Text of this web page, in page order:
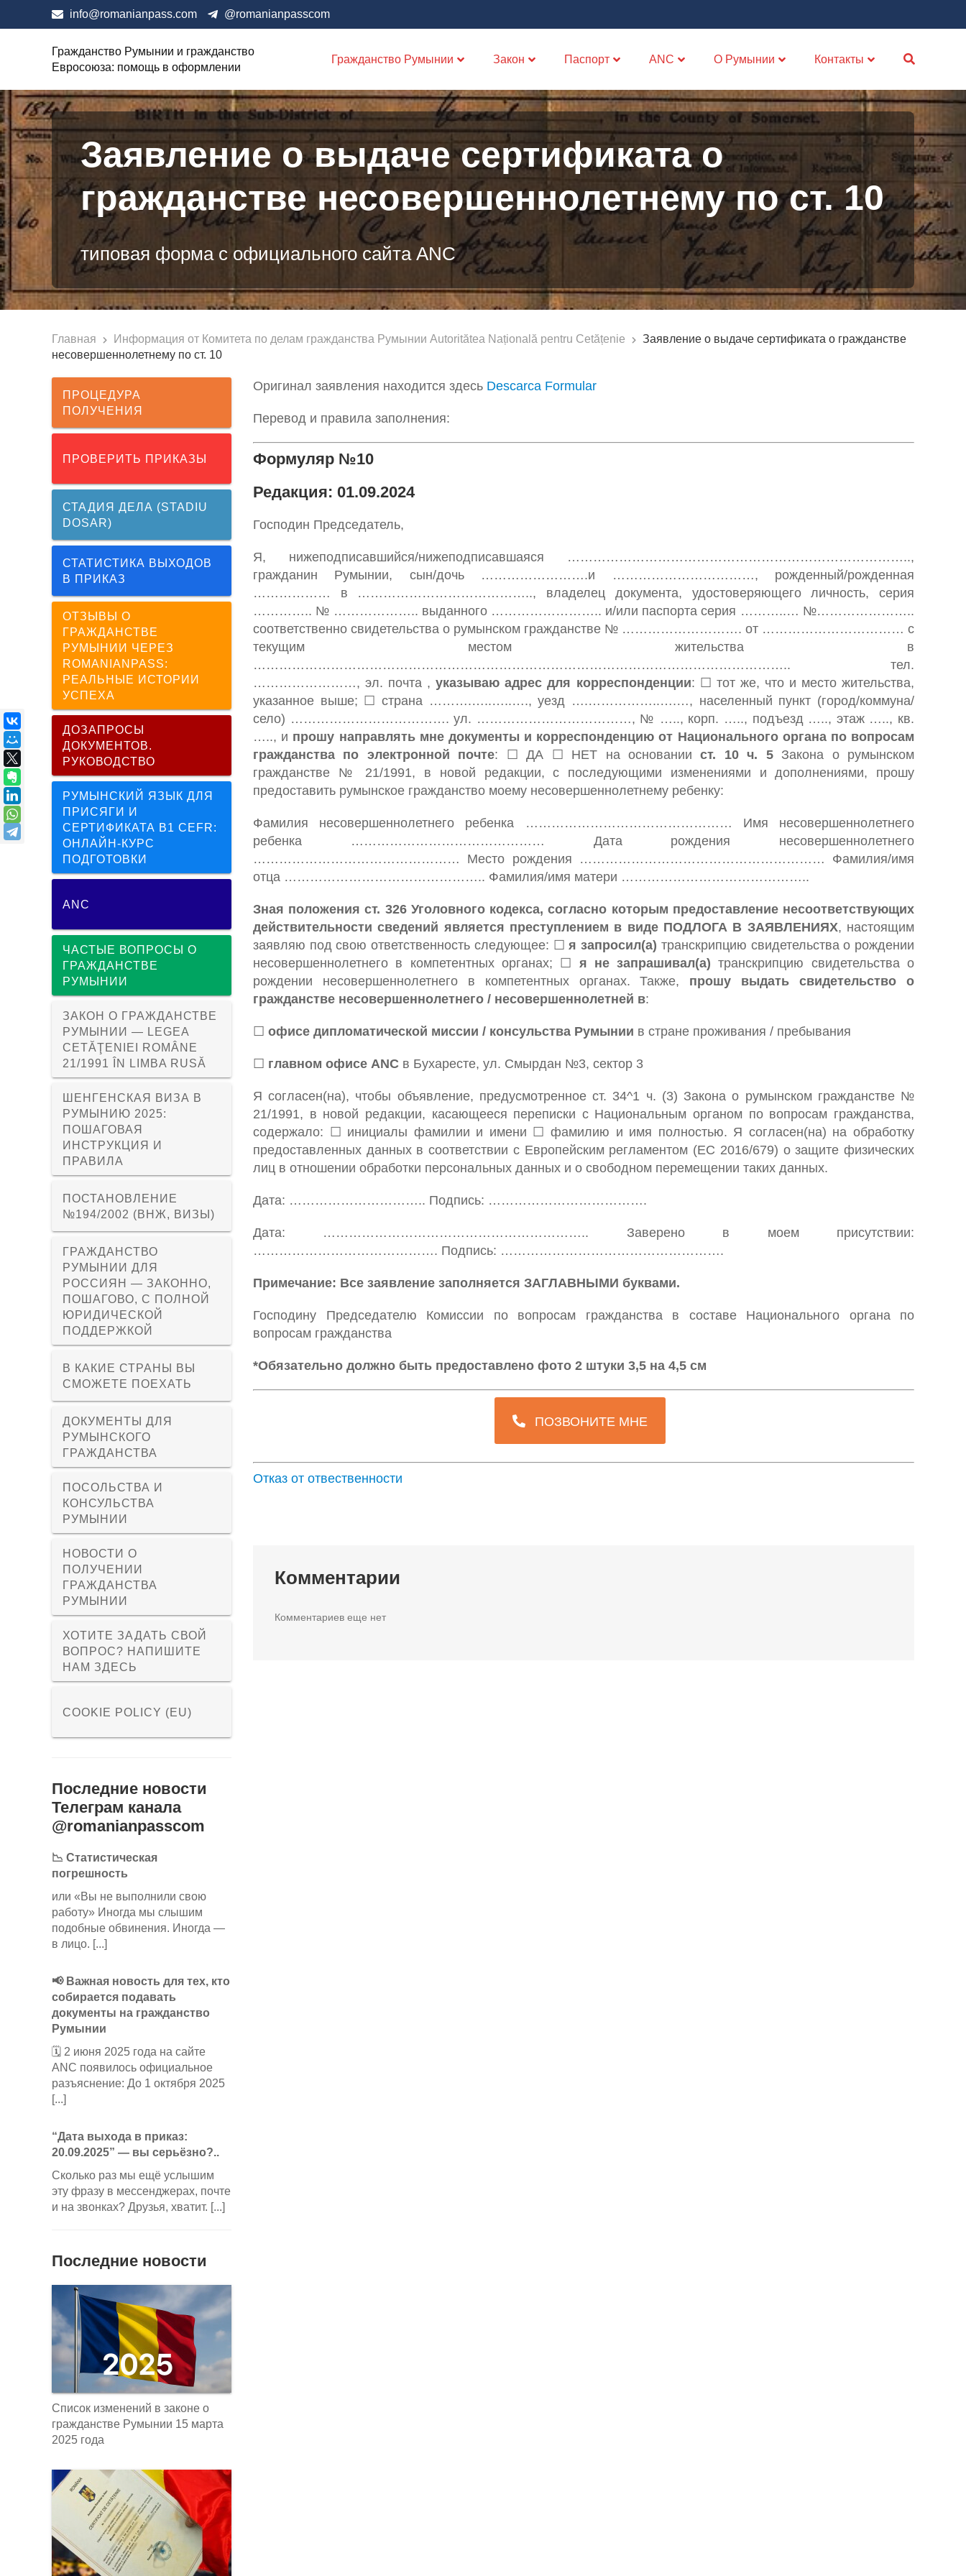
info@romanianpass.com @romanianpasscom
Гражданство Румынии и гражданство
Евросоюза: помощь в оформлении
Гражданство Румынии Закон Паспорт ANC О Румынии Контакты
Заявление о выдаче сертификата о
гражданстве несовершеннолетнему по ст. 10
типовая форма с официального сайта ANC
Главная Информация от Комитета по делам гражданства Румынии Autoritătea Națională pentru Cetățenie
Заявление о выдаче сертификата о гражданстве
несовершеннолетнему по ст. 10
Оригинал заявления находится здесь Descarca Formular
Перевод и правила заполнения:
Формуляр №10
Редакция: 01.09.2024
Господин Председатель,
Я, нижеподписавшийся/нижеподписавшаяся ……………………………………………………………………..,
гражданин Румынии, сын/дочь …………………….и ……………………………, рожденный/рожденная
……………… в ………………………………….., владелец документа, удостоверяющего личность, серия
………….. № ……………….. выданного …………………….. и/или паспорта серия ………..… №…………………..
соответственно свидетельства о румынском гражданстве № ………………………. от …………………………… с
текущим местом жительства в
…………………………………………………………………………………………………………….. тел.
……………………, эл. почта ,указываю адрес для корреспонденции: ☐ тот же, что и место жительства,
указанное выше; ☐ страна ……….…..…..…., уезд ….……………..….…, населенный пункт (город/коммуна/
село) ………………………………. ул. ………………………………, № ….., корп. ….., подъезд ….., этаж ….., кв.
….., и прошу направлять мне документы и корреспонденцию от Национального органа по вопросам
гражданства по электронной почте: ☐ ДА ☐ НЕТ на основаниист. 10 ч. 5Закона о румынском
гражданстве № 21/1991, в новой редакции, с последующими изменениями и дополнениями, прошу
предоставить румынское гражданство моему несовершеннолетнему ребенку:
Фамилия несовершеннолетнего ребенка ………………………………………… Имя несовершеннолетнего
ребенка ……………………………………… Дата рождения несовершеннолетнего
………………………………………… Место рождения ………………………………………………… Фамилия/имя
отца ……………………………………….. Фамилия/имя матери ……………………………………..
Зная положения ст. 326 Уголовного кодекса, согласно которым предоставление несоответствующих
действительности сведений является преступлением в виде ПОДЛОГА В ЗАЯВЛЕНИЯХ, настоящим
заявляю под свою ответственность следующее: ☐я запросил(а) транскрипцию свидетельства о рождении
несовершеннолетнего в компетентных органах; ☐ я не запрашивал(а) транскрипцию свидетельства о
рождении несовершеннолетнего в компетентных органах. Также, прошу выдать свидетельство о
гражданстве несовершеннолетнего / несовершеннолетней в:
☐ офисе дипломатической миссии / консульства Румынии в стране проживания / пребывания
☐ главном офисе ANC в Бухаресте, ул. Смырдан №3, сектор 3
Я согласен(на), чтобы объявление, предусмотренное ст. 34^1 ч. (3) Закона о румынском гражданстве №
21/1991, в новой редакции, касающееся переписки с Национальным органом по вопросам гражданства,
содержало: ☐ инициалы фамилии и имени ☐ фамилию и имя полностью. Я согласен(на) на обработку
предоставленных данных в соответствии с Европейским регламентом (ЕС 2016/679) о защите физических
лиц в отношении обработки персональных данных и о свободном перемещении таких данных.
Дата: ………………………….. Подпись: ……………………………….
Дата: …………………………………………………….. Заверено в моем присутствии:
……………………………………. Подпись: …………………………………………….
Примечание: Все заявление заполняется ЗАГЛАВНЫМИ буквами.
Господину Председателю Комиссии по вопросам гражданства в составе Национального органа по
вопросам гражданства
*Обязательно должно быть предоставлено фото 2 штуки 3,5 на 4,5 см
ПОЗВОНИТЕ МНЕ
Отказ от отвественности
Комментарии
Комментариев еще нет
ПРОЦЕДУРА
ПОЛУЧЕНИЯ
ПРОВЕРИТЬ ПРИКАЗЫ
СТАДИЯ ДЕЛА (STADIU
DOSAR)
СТАТИСТИКА ВЫХОДОВ
В ПРИКАЗ
ОТЗЫВЫ О
ГРАЖДАНСТВЕ
РУМЫНИИ ЧЕРЕЗ
ROMANIANPASS:
РЕАЛЬНЫЕ ИСТОРИИ
УСПЕХА
ДОЗАПРОСЫ
ДОКУМЕНТОВ.
РУКОВОДСТВО
РУМЫНСКИЙ ЯЗЫК ДЛЯ
ПРИСЯГИ И
СЕРТИФИКАТА B1 CEFR:
ОНЛАЙН-КУРС
ПОДГОТОВКИ
ANC
ЧАСТЫЕ ВОПРОСЫ О
ГРАЖДАНСТВЕ
РУМЫНИИ
ЗАКОН О ГРАЖДАНСТВЕ
РУМЫНИИ — LEGEA
CETĂŢENIEI ROMÂNE
21/1991 ÎN LIMBA RUSĂ
ШЕНГЕНСКАЯ ВИЗА В
РУМЫНИЮ 2025:
ПОШАГОВАЯ
ИНСТРУКЦИЯ И
ПРАВИЛА
ПОСТАНОВЛЕНИЕ
№194/2002 (ВНЖ, ВИЗЫ)
ГРАЖДАНСТВО
РУМЫНИИ ДЛЯ
РОССИЯН — ЗАКОННО,
ПОШАГОВО, С ПОЛНОЙ
ЮРИДИЧЕСКОЙ
ПОДДЕРЖКОЙ
В КАКИЕ СТРАНЫ ВЫ
СМОЖЕТЕ ПОЕХАТЬ
ДОКУМЕНТЫ ДЛЯ
РУМЫНСКОГО
ГРАЖДАНСТВА
ПОСОЛЬСТВА И
КОНСУЛЬСТВА
РУМЫНИИ
НОВОСТИ О
ПОЛУЧЕНИИ
ГРАЖДАНСТВА
РУМЫНИИ
ХОТИТЕ ЗАДАТЬ СВОЙ
ВОПРОС? НАПИШИТЕ
НАМ ЗДЕСЬ
COOKIE POLICY (EU)
Последние новости
Телеграм канала
@romanianpasscom
📉 Статистическая
погрешность
или «Вы не выполнили свою
работу» Иногда мы слышим
подобные обвинения. Иногда —
в лицо. [...]
📢 Важная новость для тех, кто
собирается подавать
документы на гражданство
Румынии
🗓️ 2 июня 2025 года на сайте
ANC появилось официальное
разъяснение: До 1 октября 2025
[...]
“Дата выхода в приказ:
20.09.2025” — вы серьёзно?..
Сколько раз мы ещё услышим
эту фразу в мессенджерах, почте
и на звонках? Друзья, хватит. [...]
Последние новости
Список изменений в законе о
гражданстве Румынии 15 марта
2025 года